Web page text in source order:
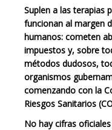
Suplen a las terapias
funcionan al margen
humanos: cometen
impuestos y, sobre
métodos dudosos,
organismos
comenzando con la
Riesgos Sanitarios
No hay cifras